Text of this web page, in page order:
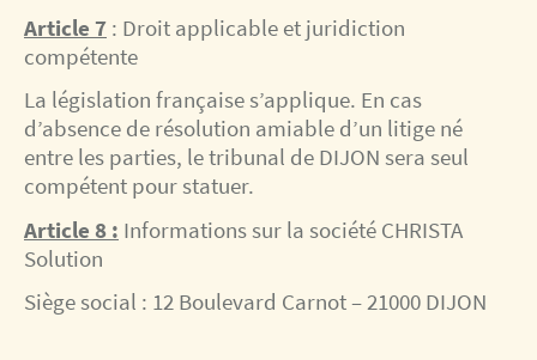
Article 7 : Droit applicable et juridiction
compétente
La législation française s’applique. En cas
d’absence de résolution amiable d’un litige né
entre les parties, le tribunal de DIJON sera seul
compétent pour statuer.
Article 8 : Informations sur la société CHRISTA
Solution
Siège social : 12 Boulevard Carnot – 21000 DIJON